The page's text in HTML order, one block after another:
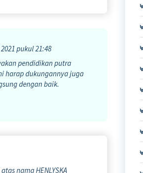
pukul 21:48
pendidikan putra
harap dukungannya juga
dengan baik.
nama HENLYSKA